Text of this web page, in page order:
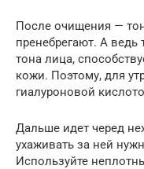
После очищения —
пренебрегают. А
тона лица,
кожи. Поэтому, для
гиалуроновой
Дальше идет черед
ухаживать за ней
Используйте